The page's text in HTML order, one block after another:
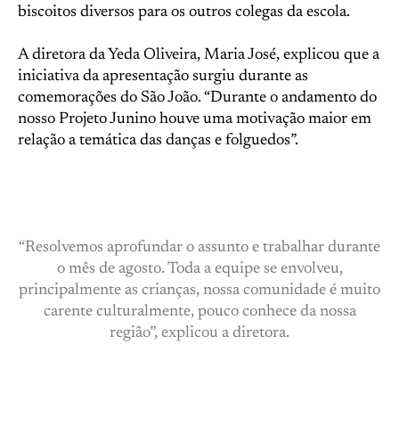
biscoitos diversos para os outros colegas da escola.
A diretora da Yeda Oliveira, Maria José, explicou que a
iniciativa da apresentação surgiu durante as
comemorações do São João. “Durante o andamento do
nosso Projeto Junino houve uma motivação maior em
relação a temática das danças e folguedos”.
“Resolvemos aprofundar o assunto e trabalhar durante
o mês de agosto. Toda a equipe se envolveu,
principalmente as crianças, nossa comunidade é muito
carente culturalmente, pouco conhece da nossa
região”, explicou a diretora.